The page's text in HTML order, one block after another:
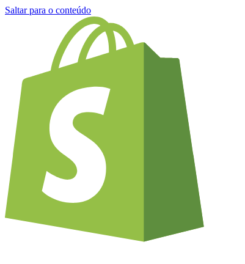
Saltar para o conteúdo